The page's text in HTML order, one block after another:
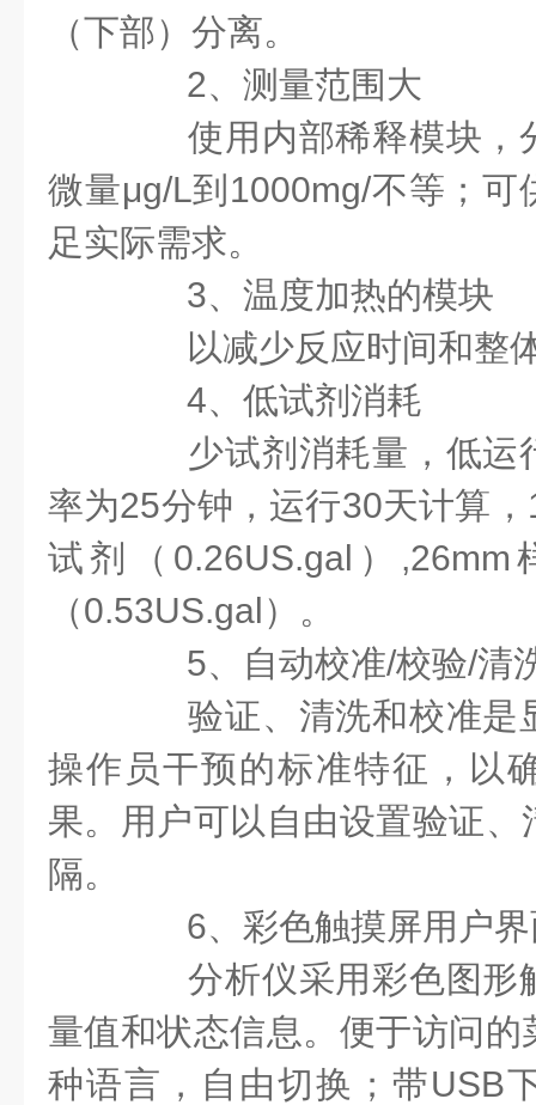
（下部）分离。
2、测量范围大
使用内部稀释模块，
微量μg/L到1000mg/不等；可
足实际需求。
3、温度加热的模块
以减少反应时间和整
4、低试剂消耗
少试剂消耗量，低运
率为25分钟，运行30天计算
试剂（0.26US.gal）
（0.53US.gal）。
5、自动校准/校验/清
验证、清洗和校准是
操作员干预的标准特征，以
果。用户可以自由设置验证
隔。
6、彩色触摸屏用户界
分析仪采用彩色图形
量值和状态信息。便于访问
种语言，自由切换；带USB